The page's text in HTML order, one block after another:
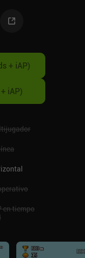
+ iAP)
iAP)
en tiempo